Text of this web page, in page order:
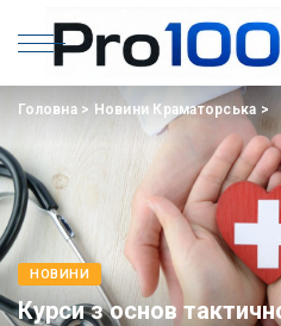
Головна> Новини Краматорська >
НОВИНИ
Курси з основ